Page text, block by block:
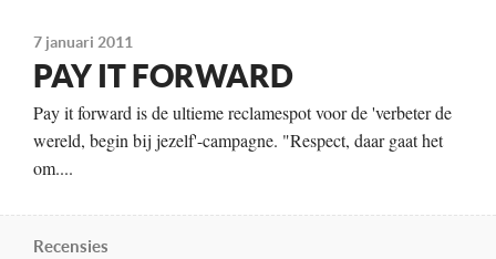
7 januari 2011
PAY IT FORWARD
Pay it forward is de ultieme reclamespot voor de 'verbeter de
wereld, begin bij jezelf'-campagne. "Respect, daar gaat het
om....
Recensies